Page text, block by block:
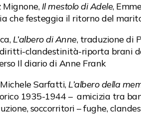
Mignone, Il mestolo di Adele,
che festeggia il ritorno del
L’albero di Anne, traduzione di
clandestinità-riporta brani
Il diario di Anne Frank
Sarfatti, L’albero della
1935-1944 – amicizia tra
soccorritori – fughe,